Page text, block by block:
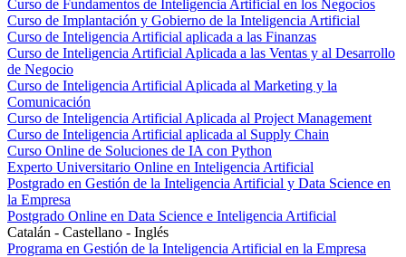
Curso de Fundamentos de Inteligencia Artificial en los Negocios
Curso de Implantación y Gobierno de la Inteligencia Artificial
Curso de Inteligencia Artificial aplicada a las Finanzas
Curso de Inteligencia Artificial Aplicada a las Ventas y al Desarrollo
de Negocio
Curso de Inteligencia Artificial Aplicada al Marketing y la
Comunicación
Curso de Inteligencia Artificial Aplicada al Project Management
Curso de Inteligencia Artificial aplicada al Supply Chain
Curso Online de Soluciones de IA con Python
Experto Universitario Online en Inteligencia Artificial
Postgrado en Gestión de la Inteligencia Artificial y Data Science en
la Empresa
Postgrado Online en Data Science e Inteligencia Artificial
Catalán - Castellano - Inglés
Programa en Gestión de la Inteligencia Artificial en la Empresa